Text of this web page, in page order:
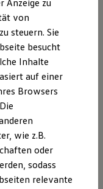
Privatkunden
Gewerbekunden
E-Mail
93
7 GewO
§§ 59-68
für unsere
Provisionen,
enthalten
können über
und von der
Anzeige zu
von
steuern. Sie
besucht
Inhalte
auf einer
Browsers
wie z.B.
oder
sodass
relevante